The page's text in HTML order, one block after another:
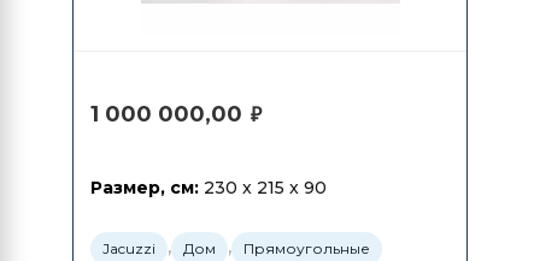
1 000 000,00 ₽
Размер, см: 230 x 215 x 90
Jacuzzi , Дом , Прямоугольные